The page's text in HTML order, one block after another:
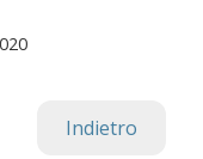
Indietro